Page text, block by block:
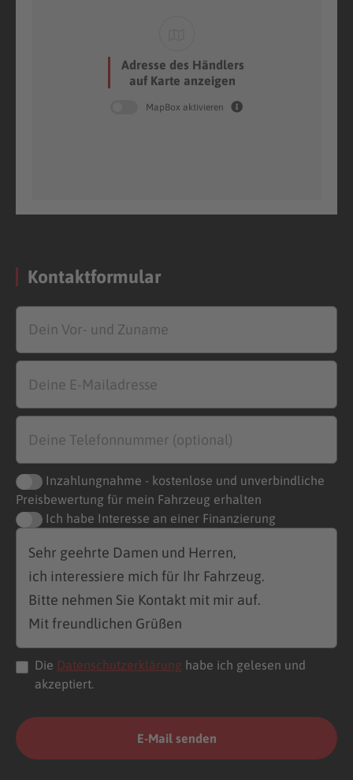
Adresse des Händlers
auf Karte anzeigen
MapBox aktivieren
Kontaktformular
Inzahlungnahme - kostenlose und unverbindliche
Preisbewertung für mein Fahrzeug erhalten
Ich habe Interesse an einer Finanzierung
Die Datenschutzerklärung habe ich gelesen und
akzeptiert.